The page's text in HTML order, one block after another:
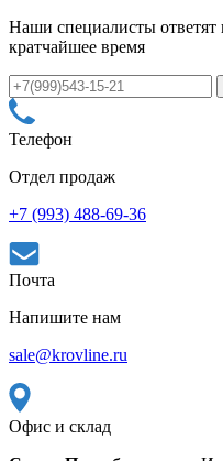
Наши специалисты
кратчайшее время
Телефон
Отдел продаж
+7 (993) 488-69-36
Почта
Напишите нам
sale@krovline.ru
Офис и склад